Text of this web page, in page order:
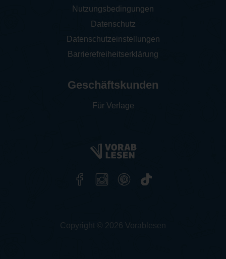
Nutzungsbedingungen
Datenschutz
Datenschutzeinstellungen
Barrierefreiheitserklärung
Geschäftskunden
Für Verlage
Copyright © 2026 Vorablesen